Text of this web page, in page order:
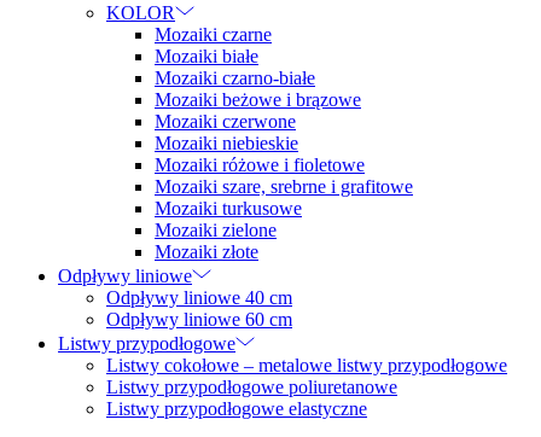
KOLOR
Mozaiki czarne
Mozaiki białe
Mozaiki czarno-białe
Mozaiki beżowe i brązowe
Mozaiki czerwone
Mozaiki niebieskie
Mozaiki różowe i fioletowe
Mozaiki szare, srebrne i grafitowe
Mozaiki turkusowe
Mozaiki zielone
Mozaiki złote
Odpływy liniowe
Odpływy liniowe 40 cm
Odpływy liniowe 60 cm
Listwy przypodłogowe
Listwy cokołowe – metalowe listwy przypodłogowe
Listwy przypodłogowe poliuretanowe
Listwy przypodłogowe elastyczne